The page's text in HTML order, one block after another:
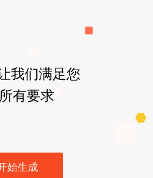
我们满足您
有要求
始生成